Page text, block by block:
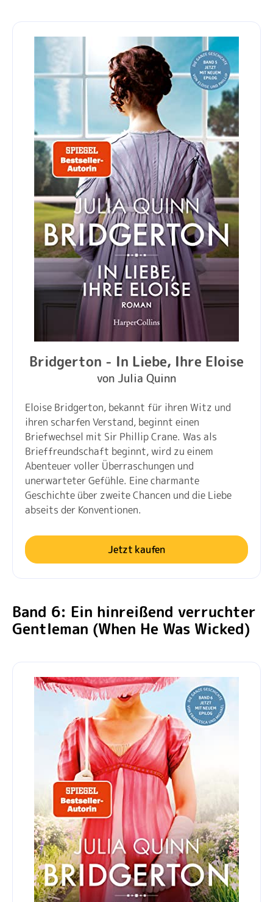
Bridgerton - In Liebe, Ihre Eloise
von Julia Quinn
Eloise Bridgerton, bekannt für ihren Witz und
ihren scharfen Verstand, beginnt einen
Briefwechsel mit Sir Phillip Crane. Was als
Brieffreundschaft beginnt, wird zu einem
Abenteuer voller Überraschungen und
unerwarteter Gefühle. Eine charmante
Geschichte über zweite Chancen und die Liebe
abseits der Konventionen.
Jetzt kaufen
Band 6: Ein hinreißend verruchter
Gentleman (When He Was Wicked)